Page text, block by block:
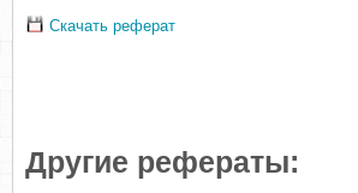
Скачать реферат
Другие рефераты: